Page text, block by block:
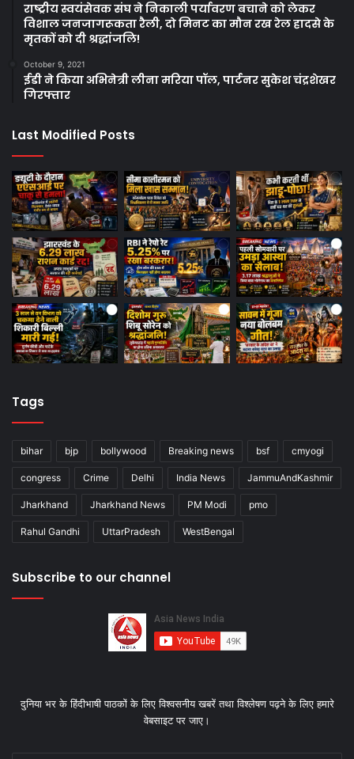
राष्ट्रीय स्वयंसेवक संघ ने निकाली पर्यावरण बचाने को लेकर
विशाल जनजागरूकता रैली, दो मिनट का मौन रख रेल हादसे के
मृतकों को दी श्रद्धांजलि!
October 9, 2021
ईडी ने किया अभिनेत्री लीना मरिया पॉल, पार्टनर सुकेश चंद्रशेखर
गिरफ्तार
Last Modified Posts
Tags
bihar bjp bollywood Breaking news bsf cmyogi
congress Crime Delhi India News JammuAndKashmir
Jharkhand Jharkhand News PM Modi pmo
Rahul Gandhi UttarPradesh WestBengal
Subscribe to our channel
दुनिया भर के हिंदीभाषी पाठकों के लिए विश्‍वसनीय खबरें तथा विश्लेषण पढ़ने के लिए हमारे
वेबसाइट पर जाए।